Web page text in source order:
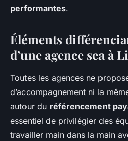
performantes.
Éléments
d’une agence sea à
Toutes les agences ne
d’accompagnement ni la
autour du référencement
essentiel de privilégier des
travailler main dans la main